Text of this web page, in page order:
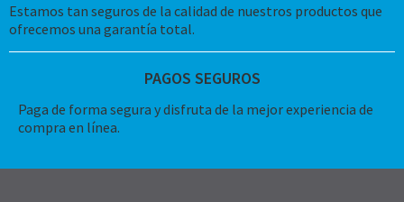
Estamos tan seguros de la calidad de nuestros productos que
ofrecemos una garantía total.
PAGOS SEGUROS
Paga de forma segura y disfruta de la mejor experiencia de
compra en línea.